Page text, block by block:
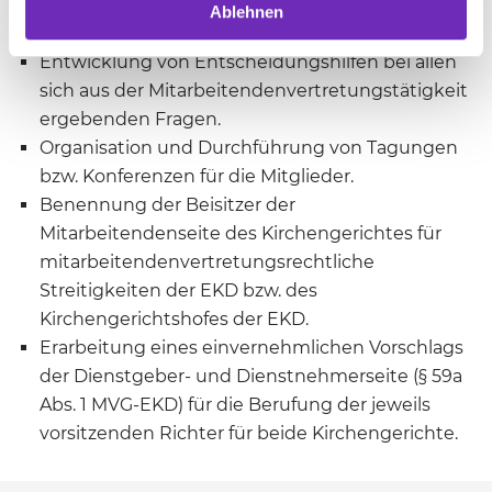
Ablehnen
Mitarbeitendenvertretungs-, Arbeits- und
Entwicklung von Entscheidungshilfen bei allen
sich aus der Mitarbeitendenvertretungstätigkeit
ergebenden Fragen.
Organisation und Durchführung von Tagungen
bzw. Konferenzen für die Mitglieder.
Benennung der Beisitzer der
Mitarbeitendenseite des Kirchengerichtes für
mitarbeitendenvertretungsrechtliche
Streitigkeiten der EKD bzw. des
Kirchengerichtshofes der EKD.
Erarbeitung eines einvernehmlichen Vorschlags
der Dienstgeber- und Dienstnehmerseite (§ 59a
Abs. 1 MVG-EKD) für die Berufung der jeweils
vorsitzenden Richter für beide Kirchengerichte.